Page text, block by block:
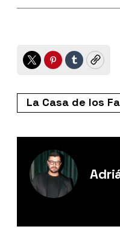
TwitterPinterest
TumblrCopy
La Casa de los